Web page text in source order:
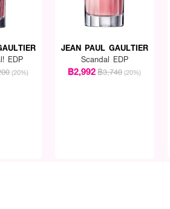
VIOLET 2), CI
EDP
(20%)
JEAN PAUL GAULTIER
Scandal EDP
฿2,992฿3,740 (20%)